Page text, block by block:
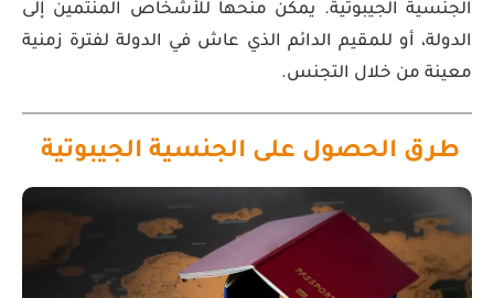
الجنسية الجيبوتية. يمكن منحها للأشخاص المنتمين إلى
الدولة، أو للمقيم الدائم الذي عاش في الدولة لفترة زمنية
معينة من خلال التجنس.
طرق الحصول على الجنسية الجيبوتية